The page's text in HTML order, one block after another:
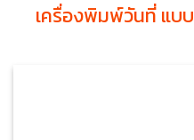
เครื่องพิมพ์วันที่ แบ